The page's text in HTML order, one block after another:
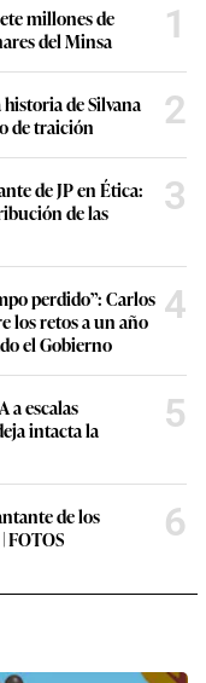
millones de
del Minsa
1
de Silvana
de traición
2
de JP en Ética:
de las
3
perdido”: Carlos
los retos a un año
el Gobierno
4
a escalas
intacta la
5
de los
FOTOS
6